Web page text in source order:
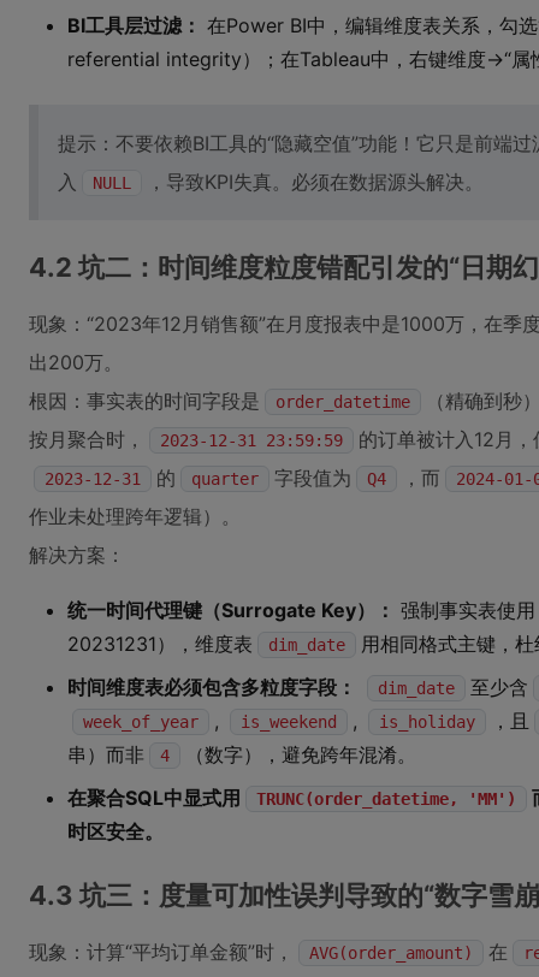
BI工具层过滤： 在Power BI中，编辑维度表关系，勾
referential integrity）；在Tableau中，右键维度→“属
提示：不要依赖BI工具的“隐藏空值”功能！它只是前端过
入
NULL ，导致KPI失真。必须在数据源头解决。
4.2 坑二：时间维度粒度错配引发的“日期
现象：“2023年12月销售额”在月度报表中是1000万，在
出200万。
根因：事实表的时间字段是
order_datetime
（精确到秒
按月聚合时，
2023-12-31 23:59:59 的订单被计入12月
2023-12-31 的 quarter 字段值为 Q4 ，而 2024-01-
作业未处理跨年逻辑）。
解决方案：
统一时间代理键（Surrogate Key）： 强制事实表使用
20231231），维度表
dim_date
用相同格式主键，
时间维度表必须包含多粒度字段：
dim_date 至少含
week_of_year , is_weekend , is_holiday
，且
串）而非
4
（数字），避免跨年混淆。
在聚合SQL中显式用
TRUNC(order_datetime, 'MM')
时区安全。
4.3 坑三：度量可加性误判导致的“数字雪
现象：计算“平均订单金额”时， AVG(order_amount) 在